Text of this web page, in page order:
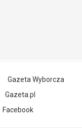
Gazeta Wyborcza
Gazeta.pl
Facebook